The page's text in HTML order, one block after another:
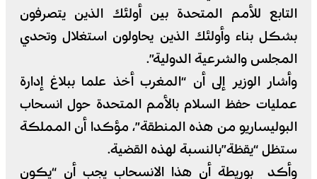
التابع للأمم المتحدة بين أولئك الذين يتصرفون
بشكل بناء وأولئك الذين يحاولون استغلال وتحدي
المجلس والشرعية الدولية”.
وأشار الوزير إلى أن “المغرب أخذ علما ببلاغ إدارة
عمليات حفظ السلام بالأمم المتحدة حول انسحاب
البوليساريو من هذه المنطقة”، مؤكدا أن المملكة
ستظل “يقظة”بالنسبة لهذه القضية.
وأكد بوريطة أن هذا الانسحاب يجب أن “يكون